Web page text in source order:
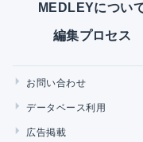
MEDLEYについ
編集プロセス
お問い合わせ
データベース利用
広告掲載